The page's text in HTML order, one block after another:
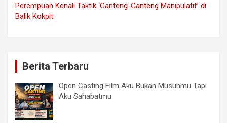
Perempuan Kenali Taktik ‘Ganteng-Ganteng Manipulatif’ di
Balik Kokpit
Berita Terbaru
Open Casting Film Aku Bukan Musuhmu Tapi
Aku Sahabatmu